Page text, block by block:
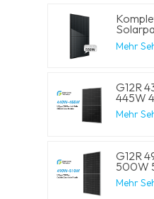
W, 550
Mehr
G12R
445W
210-
Mono
Mehr
G12R
500W
210-
Mono
Mehr